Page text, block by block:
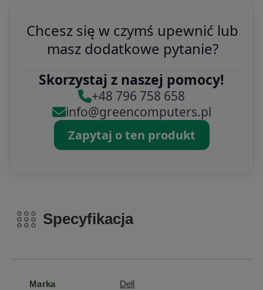
Chcesz się w czymś upewnić lub
masz dodatkowe pytanie?
Skorzystaj z naszej pomocy!
+48 796 758 658
info@greencomputers.pl
Zapytaj o ten produkt
Specyfikacja
Marka Dell